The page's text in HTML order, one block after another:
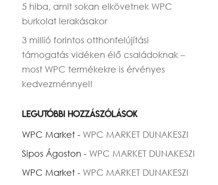
5 hiba, amit sokan elkövetnek WPC
burkolat lerakásakor
3 millió forintos otthonfelújítási
támogatás vidéken élő családoknak –
most WPC termékekre is érvényes
kedvezménnyel!
Legutóbbi hozzászólások
WPC Market- WPC MARKET DUNAKESZI
Sipos Ágoston - WPC MARKET DUNAKESZI
WPC Market- WPC MARKET DUNAKESZI